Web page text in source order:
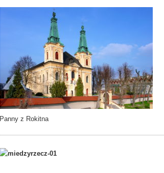
Panny z Rokitna